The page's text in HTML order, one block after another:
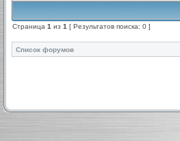
Страница 1 из 1 [ Результатов поиска: 0 ]
Список форумов